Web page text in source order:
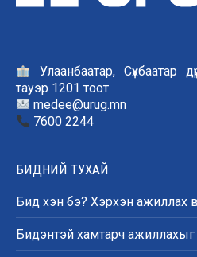
Улаанбаатар, Сүхбаатар
тауэр 1201 тоот
medee@urug.mn
7600 2244
БИДНИЙ ТУХАЙ
Бид хэн бэ? Хэрхэн ажиллах
Бидэнтэй хамтарч